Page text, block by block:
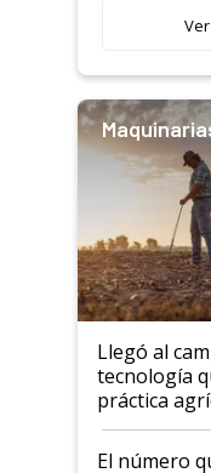
Llegó al
tecnología
práctica
el suelo
apretar un
El número